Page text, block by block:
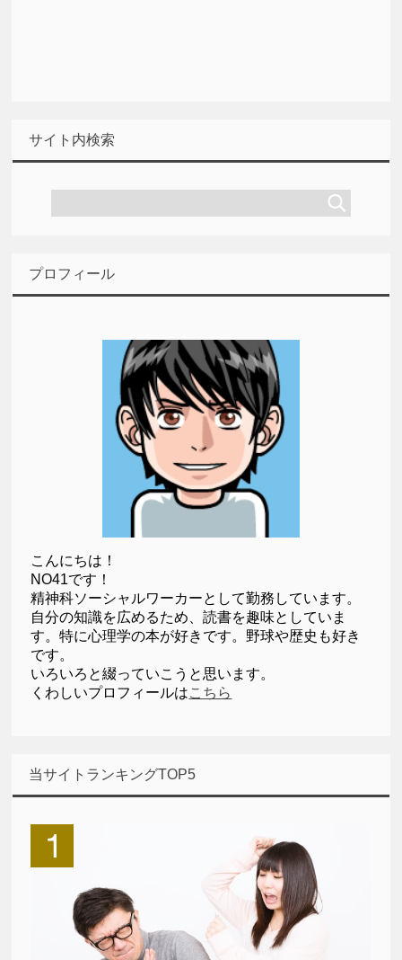
サイト内検索
プロフィール
こんにちは！
NO41です！
精神科ソーシャルワーカーとして勤務しています。
自分の知識を広めるため、読書を趣味としていま
す。特に心理学の本が好きです。野球や歴史も好き
です。
いろいろと綴っていこうと思います。
くわしいプロフィールはこちら
当サイトランキングTOP5